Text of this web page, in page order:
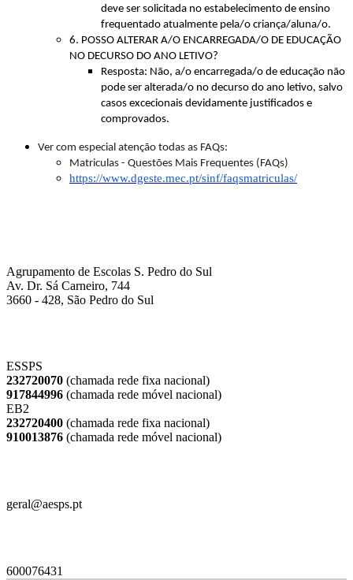
deve ser solicitada no estabelecimento de ensino
frequentado atualmente pela/o criança/aluna/o.
6. POSSO ALTERAR A/O ENCARREGADA/O DE EDUCAÇÃO
NO DECURSO DO ANO LETIVO?
Resposta: Não, a/o encarregada/o de educação não
pode ser alterada/o no decurso do ano letivo, salvo
casos excecionais devidamente justificados e
comprovados.
Ver com especial atenção todas as FAQs:
Matriculas - Questões Mais Frequentes (FAQs)
https://www.dgeste.mec.pt/sinf/faqsmatriculas/
Agrupamento de Escolas S. Pedro do Sul
Av. Dr. Sá Carneiro, 744
3660 - 428, São Pedro do Sul
ESSPS
232720070 (chamada rede fixa nacional)
917844996 (chamada rede móvel nacional)
EB2
232720400 (chamada rede fixa nacional)
910013876 (chamada rede móvel nacional)
geral@aesps.pt
600076431